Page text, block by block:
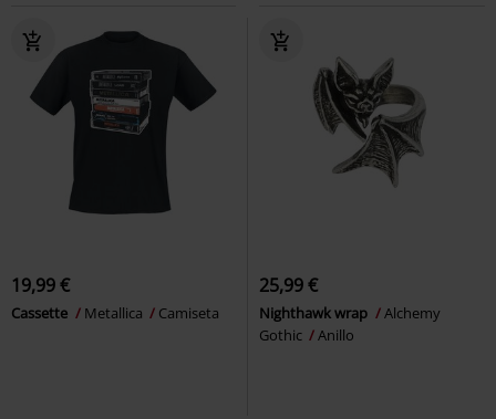
19,99 €
Cassette Metallica Camiseta
25,99 €
Nighthawk wrap
Alchemy
Gothic
Anillo